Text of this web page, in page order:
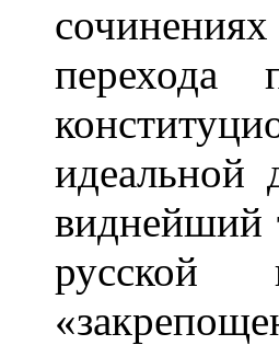
виднейший
русской